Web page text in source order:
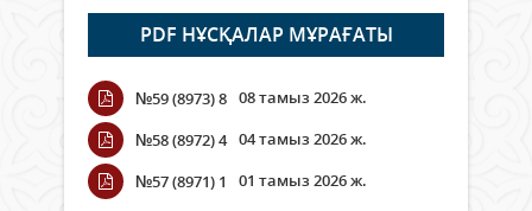
Open Air: Қызылорда облысы
полиция департаменті 20
мыңнан астам көрерменнің
қауіпсіздігін қамтамасыз етті
06 тамыз 2026 ж.
Wi-Fi ҚАБЫРҒА АРҚЫЛЫ ҚАЛАЙ
ӨТЕДІ?
PDF НҰСҚАЛАР МҰРАҒАТЫ
№59 (8973) 8 08 тамыз 2026 ж.
№58 (8972) 4 04 тамыз 2026 ж.
№57 (8971) 1
01 тамыз 2026 ж.